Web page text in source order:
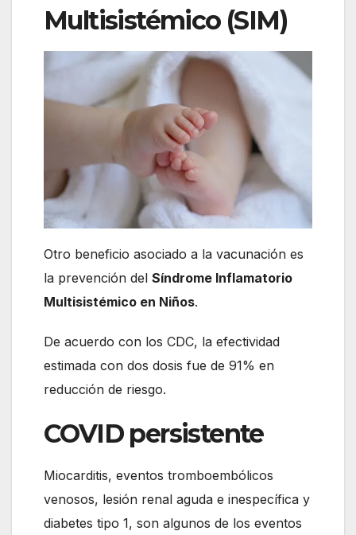
Multisistémico (SIM)
Otro beneficio asociado a la vacunación es
la prevención del Síndrome Inflamatorio
Multisistémico en Niños.
De acuerdo con los CDC, la efectividad
estimada con dos dosis fue de 91% en
reducción de riesgo.
COVID persistente
Miocarditis, eventos tromboembólicos
venosos, lesión renal aguda e inespecífica y
diabetes tipo 1, son algunos de los eventos